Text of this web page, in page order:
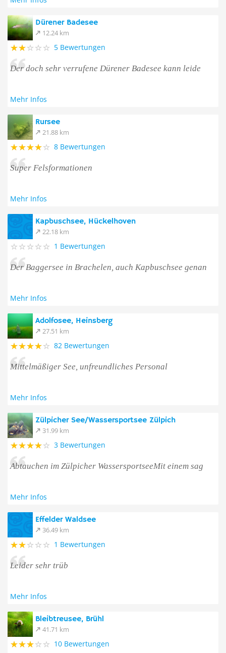
Dürener Badesee
12.24 km
5 Bewertungen
Der doch sehr verrufene Dürener Badesee kann leide
Mehr Infos
Rursee
21.88 km
8 Bewertungen
Super Felsformationen
Mehr Infos
Kapbuschsee, Hückelhoven
22.18 km
1 Bewertungen
Der Baggersee in Brachelen, auch Kapbuschsee genan
Mehr Infos
Adolfosee, Heinsberg
27.51 km
82 Bewertungen
Mittelmäßiger See, unfreundliches Personal
Mehr Infos
Zülpicher See/Wassersportsee Zülpich
31.99 km
3 Bewertungen
Abtauchen im Zülpicher WassersportseeMit einem sag
Mehr Infos
Effelder Waldsee
36.49 km
1 Bewertungen
Leider sehr trüb
Mehr Infos
Bleibtreusee, Brühl
41.71 km
10 Bewertungen